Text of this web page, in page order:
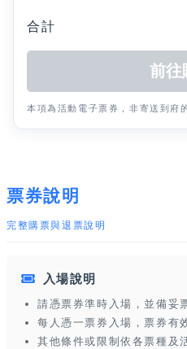
合計
本項為活動電子票券，非寄送到府
票券說明
完整購票與退票說明
入場說明
請憑票券準時入場，並備妥
每人憑一票券入場，票券有
其他條件或限制依各票種及